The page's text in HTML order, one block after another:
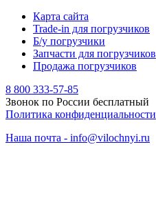
Карта сайта
Trade-in для погрузчиков
Б/у погрузчики
Запчасти для погрузчиков
Продажа погрузчиков
8 800 333-57-85
Звонок по России бесплатный
Политика конфиденциальности
Наша почта - info@vilochnyi.ru